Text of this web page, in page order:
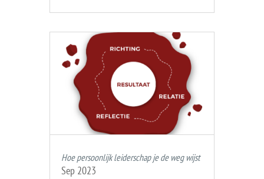
Hoe persoonlijk leiderschap je de weg wijst
Sep 2023